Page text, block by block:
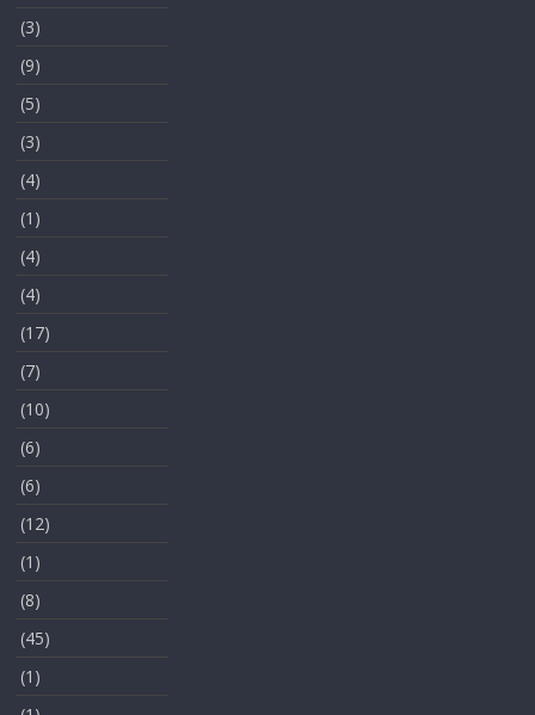
(3)
(9)
(5)
(3)
(4)
(1)
(4)
(4)
(17)
(7)
(10)
(6)
(6)
(12)
(1)
(8)
(45)
(1)